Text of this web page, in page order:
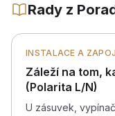
Rady z
INSTALACE A
Záleží na tom,
(Polarita L/N)
U zásuvek,